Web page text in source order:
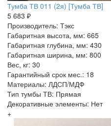
Тумба ТВ 011 (2я) [Тумба ТВ]
5 683 ₽
Производитель: Тэкс
Габаритная высота, мм: 665
Габаритная глубина, мм: 430
Габаритная ширина, мм: 800
Вес, кг: 30
Гарантийный срок мес.: 18
Материалы: ЛДСП/МДФ
Тип тумбы ТВ: Прямая
Декоративные элементы: Нет
+